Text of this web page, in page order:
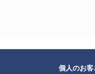
個人のお客